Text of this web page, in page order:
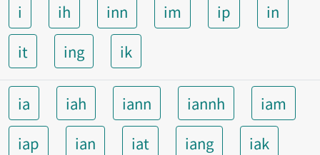
i ih inn im ip
in
it
ing ik
ia iah iann iannh
iam
iap
ian iat iang iak